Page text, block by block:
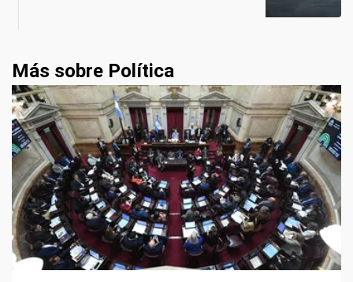
Más sobre Política